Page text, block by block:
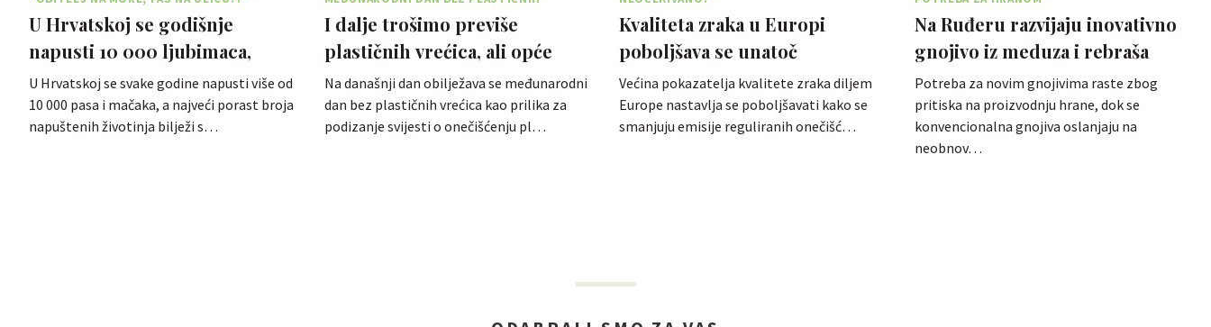
U Hrvatskoj se godišnje
napusti 10 000 ljubimaca,
najviše ljeti
U Hrvatskoj se svake godine napusti više od
10 000 pasa i mačaka, a najveći porast broja
napuštenih životinja bilježi s…
VREĆICA
I dalje trošimo previše
plastičnih vrećica, ali opće
brojke izgledaju bolje
Na današnji dan obilježava se međunarodni
dan bez plastičnih vrećica kao prilika za
podizanje svijesti o onečišćenju pl…
Kvaliteta zraka u Europi
poboljšava se unatoč
epizodama onečišćenja
Većina pokazatelja kvalitete zraka diljem
Europe nastavlja se poboljšavati kako se
smanjuju emisije reguliranih onečišć…
Na Ruđeru razvijaju inovativno
gnojivo iz meduza i rebraša
Potreba za novim gnojivima raste zbog
pritiska na proizvodnju hrane, dok se
konvencionalna gnojiva oslanjaju na
neobnov…